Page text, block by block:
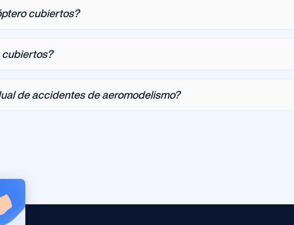
cubiertos?
cubiertos?
de accidentes de aeromodelismo?